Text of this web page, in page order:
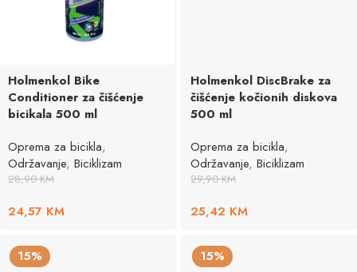
Holmenkol Bike
Conditioner za čišćenje
bicikala 500 ml
Oprema za bicikla,
Održavanje, Biciklizam
28,90KM
24,57 KM
Holmenkol DiscBrake za
čišćenje kočionih diskova
500 ml
Oprema za bicikla,
Održavanje, Biciklizam
29,90KM
25,42 KM
15% 15%